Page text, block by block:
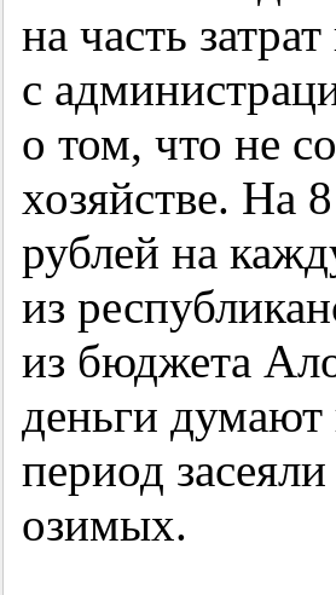
на часть
с
о том, что не
хозяйстве. На
рублей на
из
из бюджета
деньги
период
озимых.